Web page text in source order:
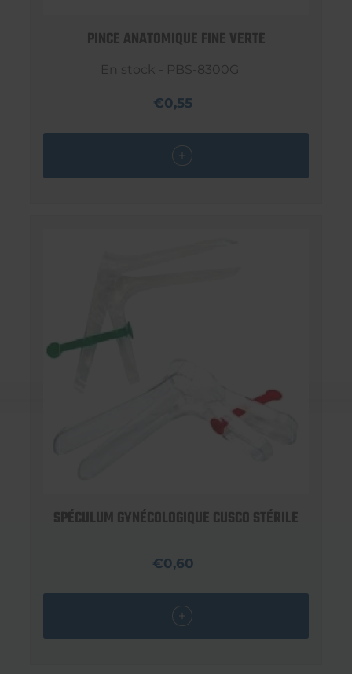
PINCE ANATOMIQUE FINE VERTE
En stock - PBS-8300G
€0,55
SPÉCULUM GYNÉCOLOGIQUE CUSCO STÉRILE
€0,60